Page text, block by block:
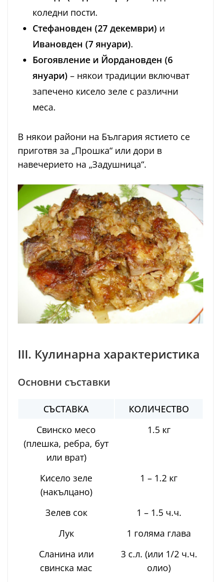
коледни пости.
Стефановден (27 декември) и
Ивановден (7 януари).
Богоявление и Йордановден (6
януари) – някои традиции включват
запечено кисело зеле с различни
меса.
В някои райони на България ястието се
приготвя за „Прошка“ или дори в
навечерието на „Задушница“.
III. Кулинарна характеристика
Основни съставки
СЪСТАВКА
КОЛИЧЕСТВО
Свинско месо
(плешка, ребра, бут
или врат)
1.5 кг
Кисело зеле
(накълцано)
1 – 1.2 кг
Зелев сок
1 – 1.5 ч.ч.
Лук
1 голяма глава
Сланина или
свинска мас
3 с.л. (или 1/2 ч.ч.
олио)